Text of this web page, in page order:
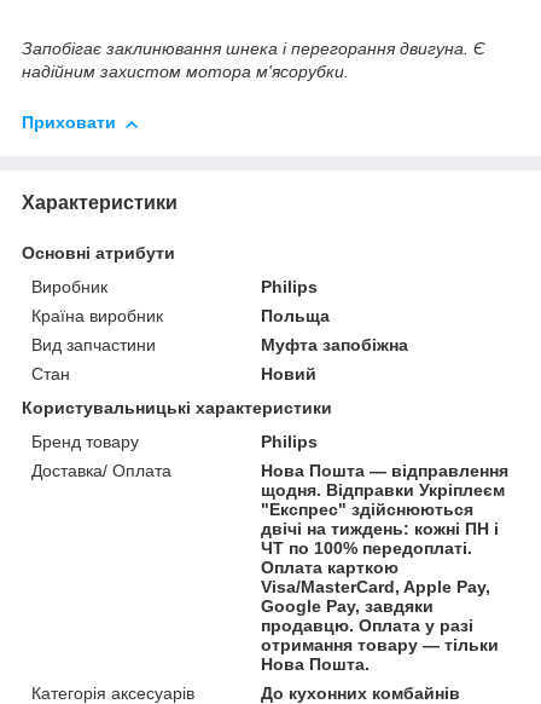
Запобігає заклинювання шнека і перегорання двигуна. Є
надійним захистом мотора м'ясорубки.
Приховати
Характеристики
Основні атрибути
Виробник
Philips
Країна виробник
Польща
Вид запчастини
Муфта запобіжна
Стан
Новий
Користувальницькі характеристики
Бренд товару
Philips
Доставка/ Оплата
Нова Пошта — відправлення
щодня. Відправки Укріплеєм
"Експрес" здійснюються
двічі на тиждень: кожні ПН і
ЧТ по 100% передоплаті.
Оплата карткою
Visa/MasterCard, Apple Pay,
Google Pay, завдяки
продавцю. Оплата у разі
отримання товару — тільки
Нова Пошта.
Категорія аксесуарів
До кухонних комбайнів